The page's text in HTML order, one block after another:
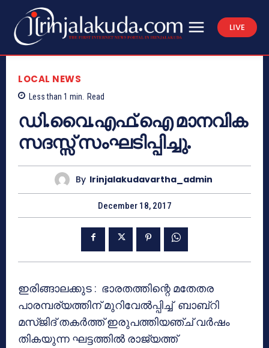
LIVE
LOCAL NEWS
Less than 1 min. Read
ഡി.വൈ.എഫ്.ഐ മാനവിക
സദസ്സ് സംഘടിപ്പിച്ചു.
By Irinjalakudavartha_admin
December 18, 2017
ഇരിങ്ങാലക്കുട : ഭാരതത്തിന്റെ മതേതര
പാരമ്പര്യത്തിന് മുറിവേല്‍പ്പിച്ച് ബാബ്‌റി
മസ്ജിദ് തകര്‍ത്ത് ഇരുപത്തിയഞ്ച് വര്‍ഷം
തികയുന്ന ഘട്ടത്തില്‍ രാജ്യത്ത്